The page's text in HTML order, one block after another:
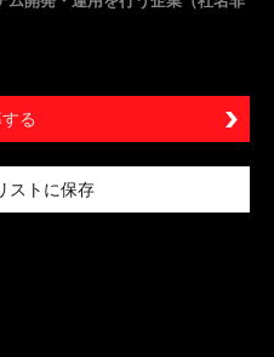
る
ストに保存